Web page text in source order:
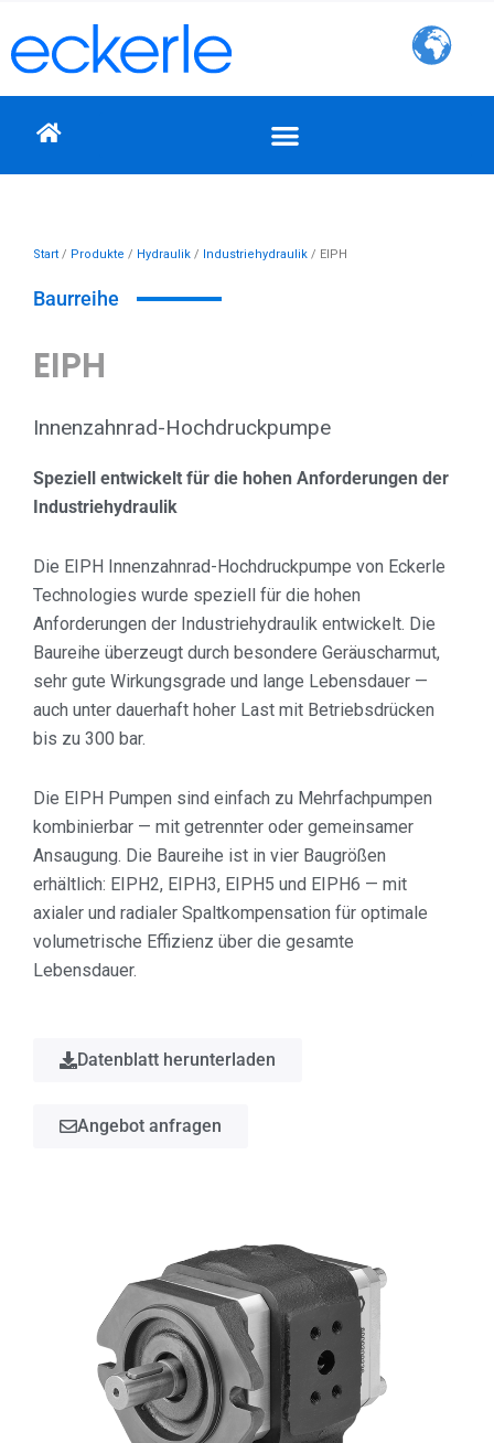
Inhalt
springen
Start / Produkte / Hydraulik / Industriehydraulik / EIPH
Baurreihe
EIPH
Innenzahnrad-Hochdruckpumpe
Speziell entwickelt für die hohen Anforderungen der
Industriehydraulik
Die EIPH Innenzahnrad-Hochdruckpumpe von Eckerle
Technologies wurde speziell für die hohen
Anforderungen der Industriehydraulik entwickelt. Die
Baureihe überzeugt durch besondere Geräuscharmut,
sehr gute Wirkungsgrade und lange Lebensdauer —
auch unter dauerhaft hoher Last mit Betriebsdrücken
bis zu 300 bar.
Die EIPH Pumpen sind einfach zu Mehrfachpumpen
kombinierbar — mit getrennter oder gemeinsamer
Ansaugung. Die Baureihe ist in vier Baugrößen
erhältlich: EIPH2, EIPH3, EIPH5 und EIPH6 — mit
axialer und radialer Spaltkompensation für optimale
volumetrische Effizienz über die gesamte
Lebensdauer.
Datenblatt herunterladen
Angebot anfragen